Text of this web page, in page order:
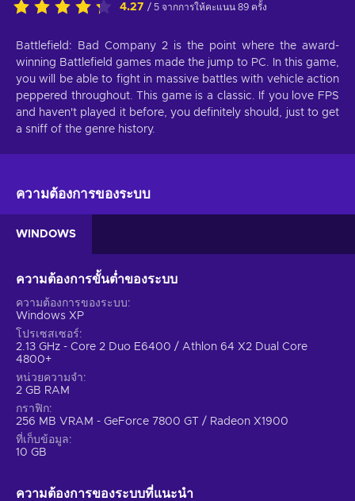
4.27 / 5 จากการให้คะแนน 89 ครั้ง
Battlefield: Bad Company 2 is the point where the award-
winning Battlefield games made the jump to PC. In this game,
you will be able to fight in massive battles with vehicle action
peppered throughout. This game is a classic. If you love FPS
and haven't played it before, you definitely should, just to get
a sniff of the genre history.
ความต้องการของระบบ
WINDOWS
ความต้องการขั้นต่ำของระบบ
ความต้องการของระบบ
Windows XP
โปรเซสเซอร์
2.13 GHz - Core 2 Duo E6400 / Athlon 64 X2 Dual Core
4800+
หน่วยความจำ
2 GB RAM
กราฟิก
256 MB VRAM - GeForce 7800 GT / Radeon X1900
ที่เก็บข้อมูล
10 GB
ความต้องการของระบบที่แนะนํา